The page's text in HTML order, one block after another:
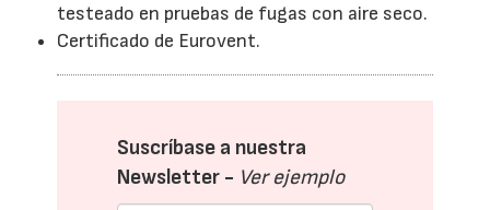
testeado en pruebas de fugas con aire seco.
Certificado de Eurovent.
Suscríbase a nuestra
Newsletter - Ver ejemplo